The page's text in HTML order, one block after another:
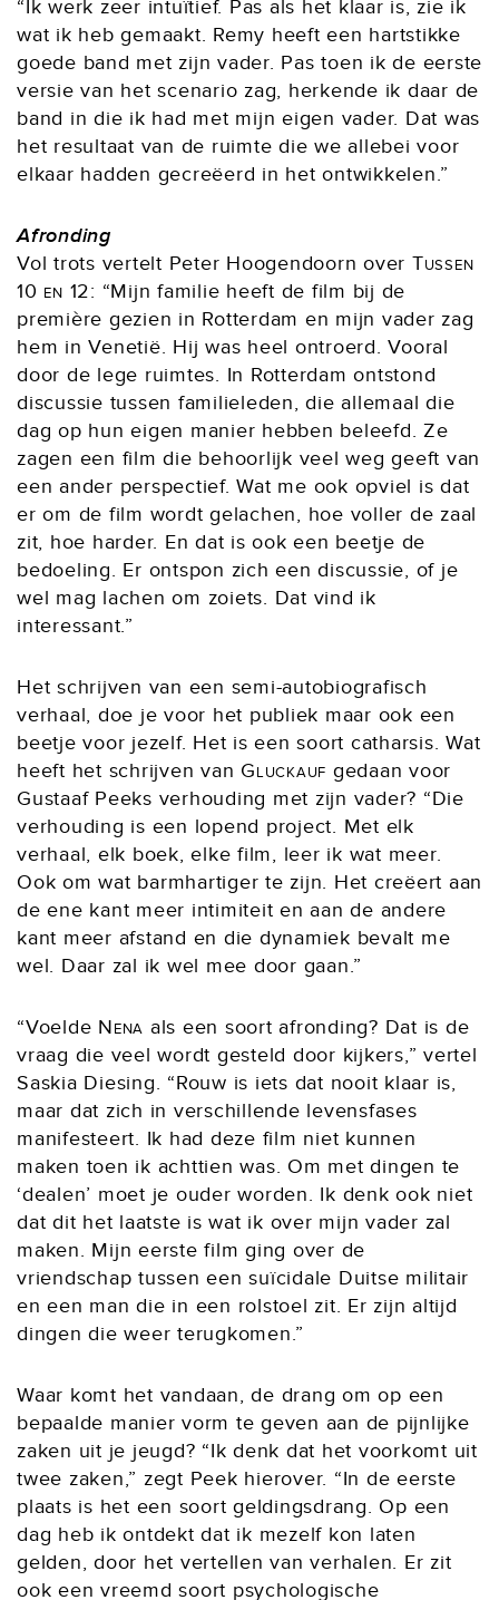
“Ik werk zeer intuïtief. Pas als het klaar is, zie ik
wat ik heb gemaakt. Remy heeft een hartstikke
goede band met zijn vader. Pas toen ik de eerste
versie van het scenario zag, herkende ik daar de
band in die ik had met mijn eigen vader. Dat was
het resultaat van de ruimte die we allebei voor
elkaar hadden gecreëerd in het ontwikkelen.”
Afronding
Vol trots vertelt Peter Hoogendoorn over Tussen
10 en 12: “Mijn familie heeft de film bij de
première gezien in Rotterdam en mijn vader zag
hem in Venetië. Hij was heel ontroerd. Vooral
door de lege ruimtes. In Rotterdam ontstond
discussie tussen familieleden, die allemaal die
dag op hun eigen manier hebben beleefd. Ze
zagen een film die behoorlijk veel weg geeft van
een ander perspectief. Wat me ook opviel is dat
er om de film wordt gelachen, hoe voller de zaal
zit, hoe harder. En dat is ook een beetje de
bedoeling. Er ontspon zich een discussie, of je
wel mag lachen om zoiets. Dat vind ik
interessant.”
Het schrijven van een semi-autobiografisch
verhaal, doe je voor het publiek maar ook een
beetje voor jezelf. Het is een soort catharsis. Wat
heeft het schrijven van Gluckauf gedaan voor
Gustaaf Peeks verhouding met zijn vader? “Die
verhouding is een lopend project. Met elk
verhaal, elk boek, elke film, leer ik wat meer.
Ook om wat barmhartiger te zijn. Het creëert aan
de ene kant meer intimiteit en aan de andere
kant meer afstand en die dynamiek bevalt me
wel. Daar zal ik wel mee door gaan.”
“Voelde Nena als een soort afronding? Dat is de
vraag die veel wordt gesteld door kijkers,” vertel
Saskia Diesing. “Rouw is iets dat nooit klaar is,
maar dat zich in verschillende levensfases
manifesteert. Ik had deze film niet kunnen
maken toen ik achttien was. Om met dingen te
‘dealen’ moet je ouder worden. Ik denk ook niet
dat dit het laatste is wat ik over mijn vader zal
maken. Mijn eerste film ging over de
vriendschap tussen een suïcidale Duitse militair
en een man die in een rolstoel zit. Er zijn altijd
dingen die weer terugkomen.”
Waar komt het vandaan, de drang om op een
bepaalde manier vorm te geven aan de pijnlijke
zaken uit je jeugd? “Ik denk dat het voorkomt uit
twee zaken,” zegt Peek hierover. “In de eerste
plaats is het een soort geldingsdrang. Op een
dag heb ik ontdekt dat ik mezelf kon laten
gelden, door het vertellen van verhalen. Er zit
ook een vreemd soort psychologische